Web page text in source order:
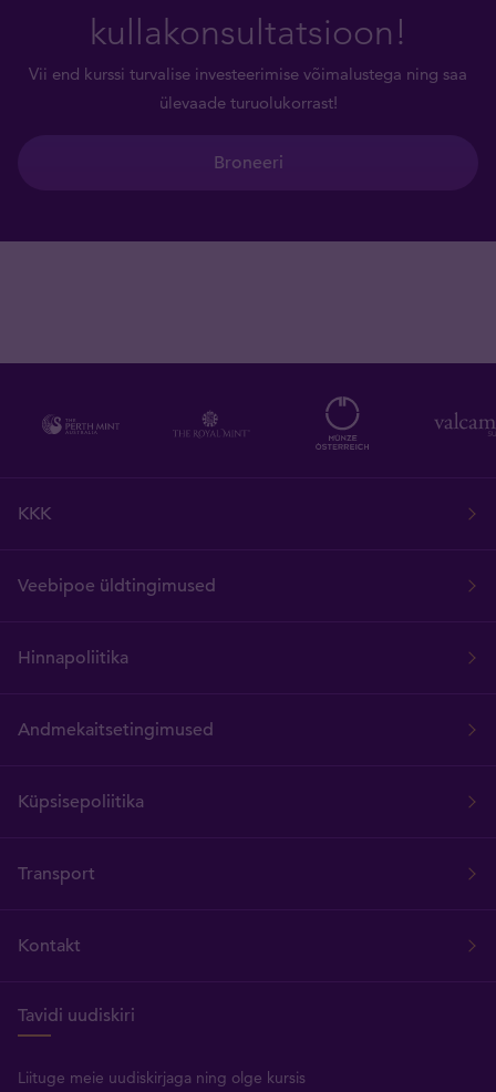
kullakonsultatsioon!
Vii end kurssi turvalise investeerimise võimalustega ning saa
ülevaade turuolukorrast!
Broneeri
KKK
Veebipoe üldtingimused
Hinnapoliitika
Andmekaitsetingimused
Küpsisepoliitika
Transport
Kontakt
Tavidi uudiskiri
Liituge meie uudiskirjaga ning olge kursis